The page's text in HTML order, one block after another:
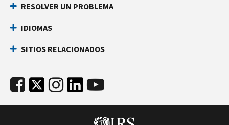
RESOLVER UN PROBLEMA
IDIOMAS
SITIOS RELACIONADOS